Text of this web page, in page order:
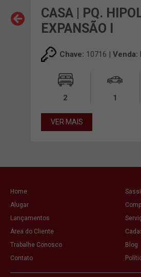
CASA | PQ.
EXPANSÃO I
Chave: 10716 | Venda:
2 1
VER MAIS
Home
Alugar
Lançamentos
Área do Cliente
Trabalhe Conosco
Blog
Contato